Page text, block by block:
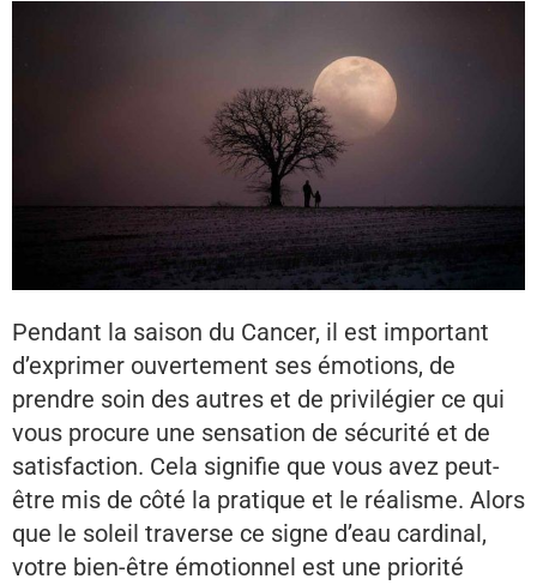
Pendant la saison du Cancer, il est important
d’exprimer ouvertement ses émotions, de
prendre soin des autres et de privilégier ce qui
vous procure une sensation de sécurité et de
satisfaction. Cela signifie que vous avez peut-
être mis de côté la pratique et le réalisme. Alors
que le soleil traverse ce signe d’eau cardinal,
votre bien-être émotionnel est une priorité